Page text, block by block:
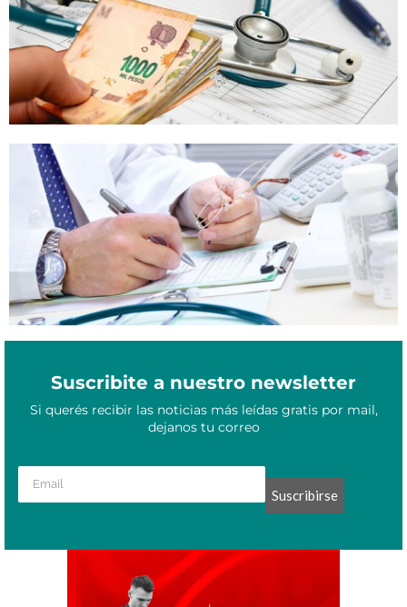
¿Qué necesito para cambiarme de obra social?
Diciembre 2, 2023
Suscribite a nuestro newsletter
Si querés recibir las noticias más leídas gratis por mail,
dejanos tu correo
Suscribirse